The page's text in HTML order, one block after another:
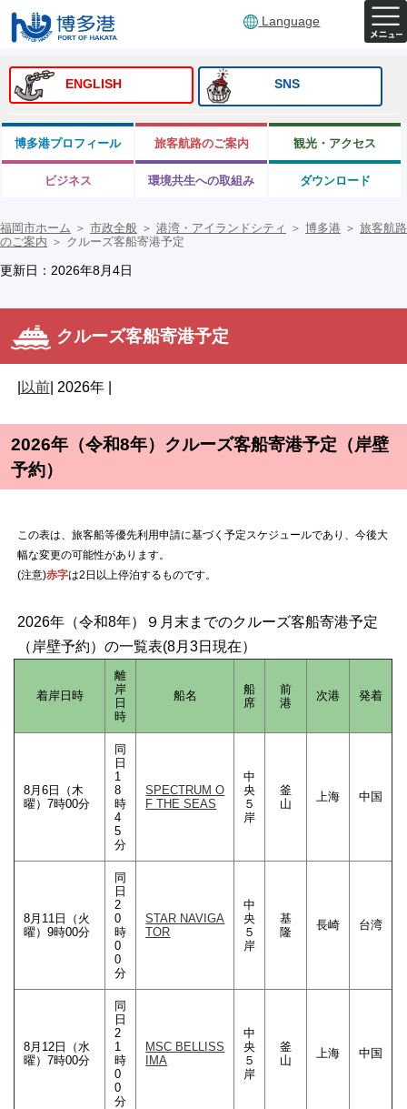
Language
ENGLISH SNS
博多港プロフィール 旅客航路のご案内 観光・アクセス
ビジネス 環境共生への取組み ダウンロード
福岡市ホーム ＞ 市政全般 ＞ 港湾・アイランドシティ ＞ 博多港 ＞ 旅客航路
のご案内 ＞ クルーズ客船寄港予定
更新日：2026年8月4日
クルーズ客船寄港予定
以前| 2026年 |
2026年（令和8年）クルーズ客船寄港予定（岸壁
予約）
この表は、旅客船等優先利用申請に基づく予定スケジュールであり、今後大
幅な変更の可能性があります。
(注意)赤字は2日以上停泊するものです。
2026年（令和8年）９月末までのクルーズ客船寄港予定
（岸壁予約）の一覧表(8月3日現在）
着岸日時
離
岸
日
時
船名
船
席
前
港
次港 発着
8月6日（木
曜）7時00分
同
日
1
8
時
4
5
分
SPECTRUM O
F THE SEAS
中
央
５
岸
釜
山
上海 中国
8月11日（火
曜）9時00分
同
日
2
0
時
0
0
分
STAR NAVIGA
TOR
中
央
５
岸
基
隆
長崎 台湾
8月12日（水
曜）7時00分
同
日
2
1
時
0
0
分
MSC BELLISS
IMA
中
央
５
岸
釜
山
上海 中国